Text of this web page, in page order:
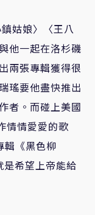
姑娘〉〈王八
他一起在洛杉磯
兩張專輯獲得很
瑤要他盡快推出
者。而碰上美國
情情愛愛的歌
輯《黑色柳
是希望上帝能給